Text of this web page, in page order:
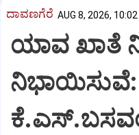
ದಾವಣಗೆರೆ AUG 8, 2026,
ಯಾವ ಖಾತೆ